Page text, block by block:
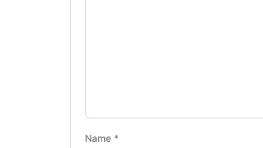
Name *